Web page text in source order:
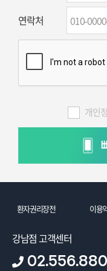
연락처
개인
환자권리장전 이용
강남점 고객센터